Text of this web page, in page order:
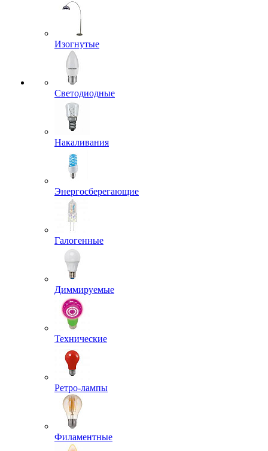
Изогнутые
Светодиодные
Накаливания
Энергосберегающие
Галогенные
Диммируемые
Технические
Ретро-лампы
Филаментные